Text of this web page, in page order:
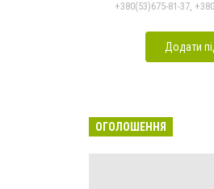
Додати
ОГОЛОШЕННЯ